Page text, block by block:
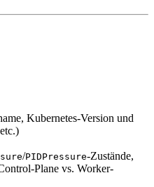
Kubernetes-Version und
/PIDPressure-Zustände,
Plane vs. Worker-